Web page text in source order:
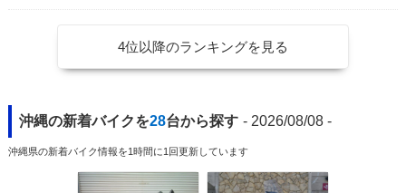
4位以降のランキングを見る
沖縄の新着バイクを28台から探す - 2026/08/08 -
沖縄県の新着バイク情報を1時間に1回更新しています